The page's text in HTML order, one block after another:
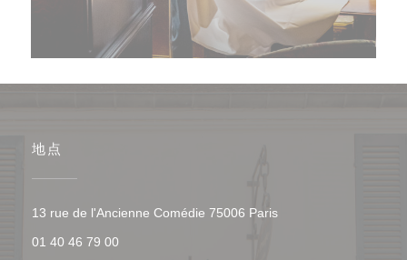
地点
13 rue de l'Ancienne Comédie 75006 Paris((在新窗口中打开))
01 40 46 79 00